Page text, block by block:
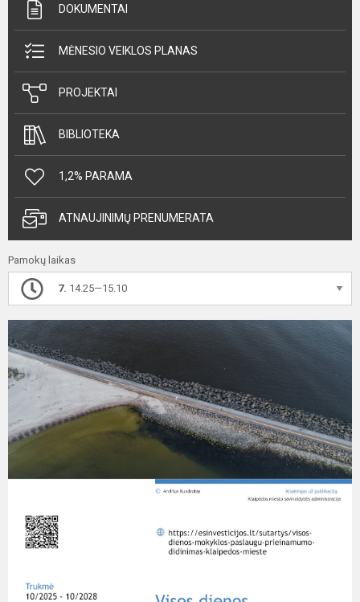
DOKUMENTAI
MĖNESIO VEIKLOS PLANAS
PROJEKTAI
BIBLIOTEKA
1,2% PARAMA
ATNAUJINIMŲ PRENUMERATA
Pamokų laikas
7. 14.25—15.10